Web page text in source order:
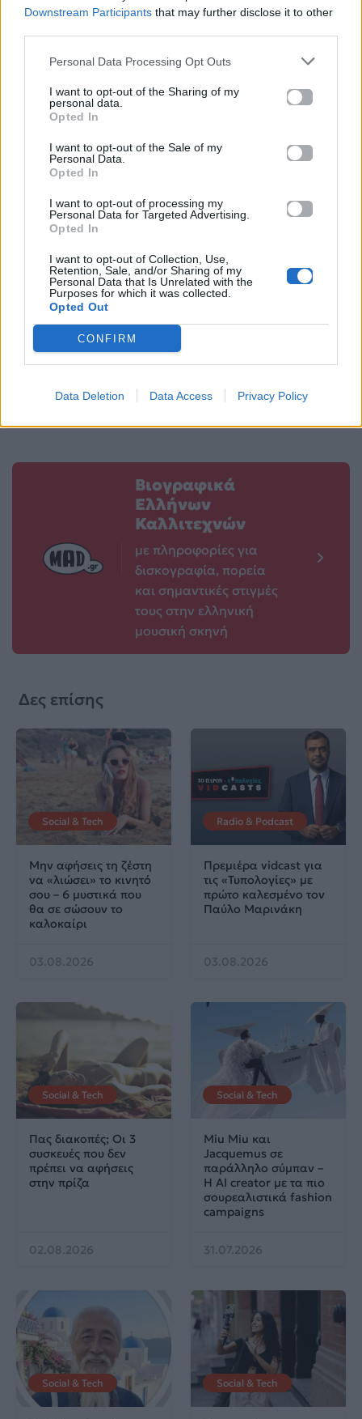
Downstream Participants that may further disclose it to other
Personal Data Processing Opt Outs
I want to opt-out of the Sharing of my
personal data.
Opted In
I want to opt-out of the Sale of my
Personal Data.
Opted In
I want to opt-out of processing my
Personal Data for Targeted Advertising.
Opted In
I want to opt-out of Collection, Use,
Retention, Sale, and/or Sharing of my
Personal Data that Is Unrelated with the
Purposes for which it was collected.
Opted Out
CONFIRM
Data Deletion Data Access Privacy Policy
Προηγούμενο
Μπορείς και εσύ να
πας διακοπές με
την Megan Thee
Stallion και τη
Sabrina Carpenter
μέσω Airbnb
28.05.2025
Ανακοινώθηκε η
μαγική τριάδα της
Potter
Βιογραφικά
Ελλήνων
Καλλιτεχνών
με πληροφορίες για
δισκογραφία, πορεία
και σημαντικές στιγμές
τους στην ελληνική
μουσική σκηνή
Δες επίσης
Social & Tech
Μην αφήσεις τη ζέστη
να «λιώσει» το κινητό
σου – 6 μυστικά που
θα σε σώσουν το
καλοκαίρι
03.08.2026
Radio & Podcast
Πρεμιέρα vidcast για
τις «Τυπολογίες» με
πρώτο καλεσμένο τον
Παύλο Μαρινάκη
03.08.2026
Social & Tech
Πας διακοπές; Οι 3
συσκευές που δεν
πρέπει να αφήσεις
στην πρίζα
02.08.2026
Social & Tech
Miu Miu και
Jacquemus σε
παράλληλο σύμπαν –
Η AI creator με τα πιο
σουρεαλιστικά fashion
campaigns
31.07.2026
Social & Tech Social & Tech